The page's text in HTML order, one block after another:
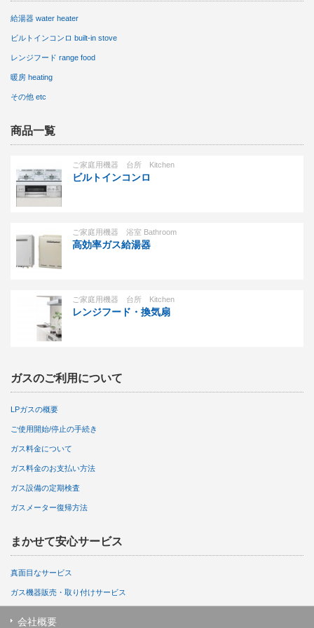
給湯器 water heater
ビルトインコンロ built-in stove
レンジフード range food
暖房 heating
その他 etc
商品一覧
ご家庭用機器 台所 Kitchen
ビルトインコンロ
ご家庭用機器 浴室 Bathroom
高効率ガス給湯器
ご家庭用機器 台所 Kitchen
レンジフード・換気扇
ガスのご利用について
LPガスの概要
ご使用開始/停止の手続き
ガス料金について
ガス料金のお支払い方法
ガス設備の定期検査
ガスメーター復帰方法
まかせて安心サービス
真面目なサービス
ガス機器販売・取り付けサービス
会社概要